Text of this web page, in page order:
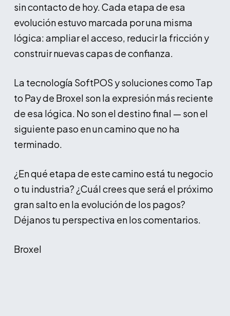
sin contacto de hoy. Cada etapa de esa
evolución estuvo marcada por una misma
lógica: ampliar el acceso, reducir la fricción y
construir nuevas capas de confianza.
La tecnología SoftPOS y soluciones como Tap
to Pay de Broxel son la expresión más reciente
de esa lógica. No son el destino final — son el
siguiente paso en un camino que no ha
terminado.
¿En qué etapa de este camino está tu negocio
o tu industria? ¿Cuál crees que será el próximo
gran salto en la evolución de los pagos?
Déjanos tu perspectiva en los comentarios.
Broxel